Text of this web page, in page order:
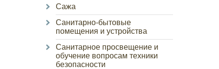
Сажа
Санитарно-бытовые
помещения и устройства
Санитарное просвещение и
обучение вопросам техники
безопасности